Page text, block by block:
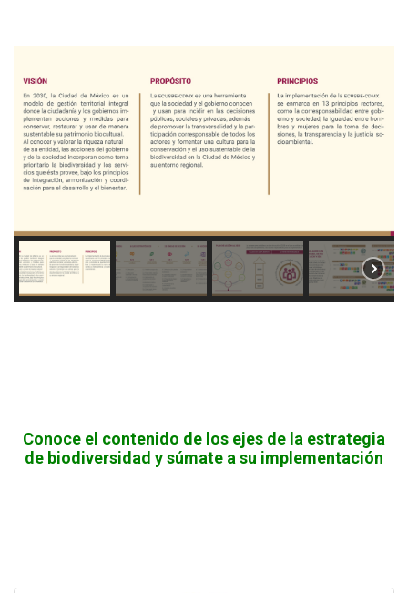
Conoce el contenido de los ejes de la estrategia
de biodiversidad y súmate a su implementación